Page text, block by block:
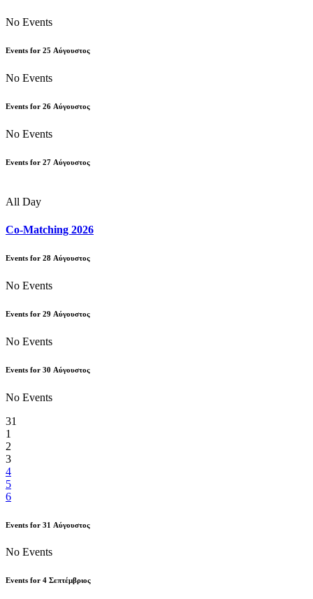
No Events
Events for 25 Αύγουστος
No Events
Events for 26 Αύγουστος
No Events
Events for 27 Αύγουστος
All Day
Co-Matching 2026
Events for 28 Αύγουστος
No Events
Events for 29 Αύγουστος
No Events
Events for 30 Αύγουστος
No Events
31
1
2
3
4
5
6
Events for 31 Αύγουστος
No Events
Events for 4 Σεπτέμβριος